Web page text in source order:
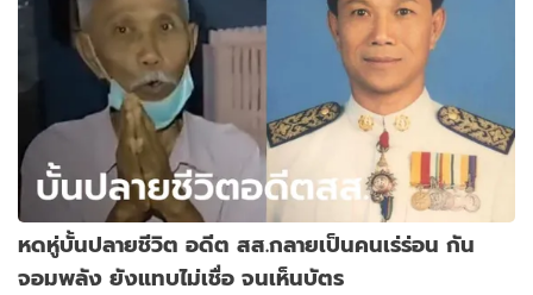
หดหู่บั้นปลายชีวิต อดีต สส.กลายเป็นคนเร่ร่อน กัน
จอมพลัง ยังแทบไม่เชื่อ จนเห็นบัตร